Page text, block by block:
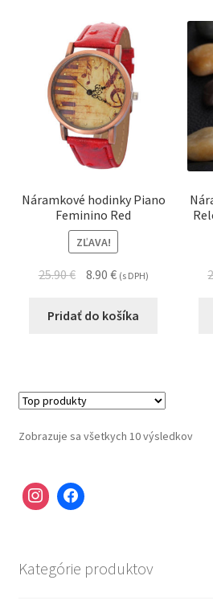
Náramkové hodinky Piano
Feminino Red
ZĽAVA!
25.90€ 8.90 € (s DPH)
Pridať do košíka
Zobrazuje sa všetkych 10 výsledkov
Kategórie produktov